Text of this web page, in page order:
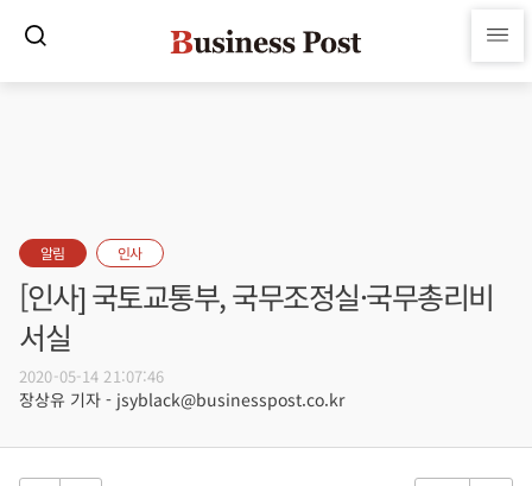
알림 인사
[인사] 국토교통부, 국무조정실·국무총리비
서실
2020-05-14 21:07:46
장상유 기자 - jsyblack@businesspost.co.kr